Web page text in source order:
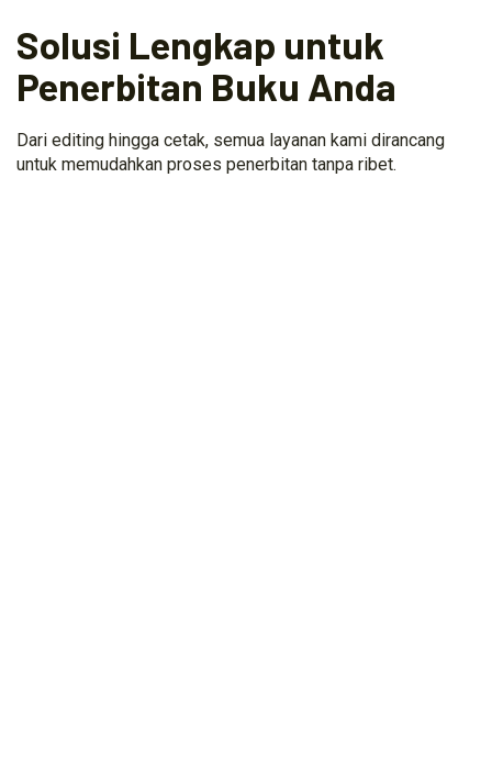
Solusi Lengkap untuk
Penerbitan Buku Anda
Dari editing hingga cetak, semua layanan kami dirancang
untuk memudahkan proses penerbitan tanpa ribet.